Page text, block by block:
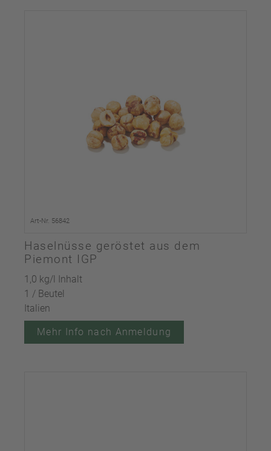
Art-Nr. 56842
Haselnüsse geröstet aus dem
Piemont IGP
1,0 kg/l Inhalt
1 / Beutel
Italien
Mehr Info nach Anmeldung